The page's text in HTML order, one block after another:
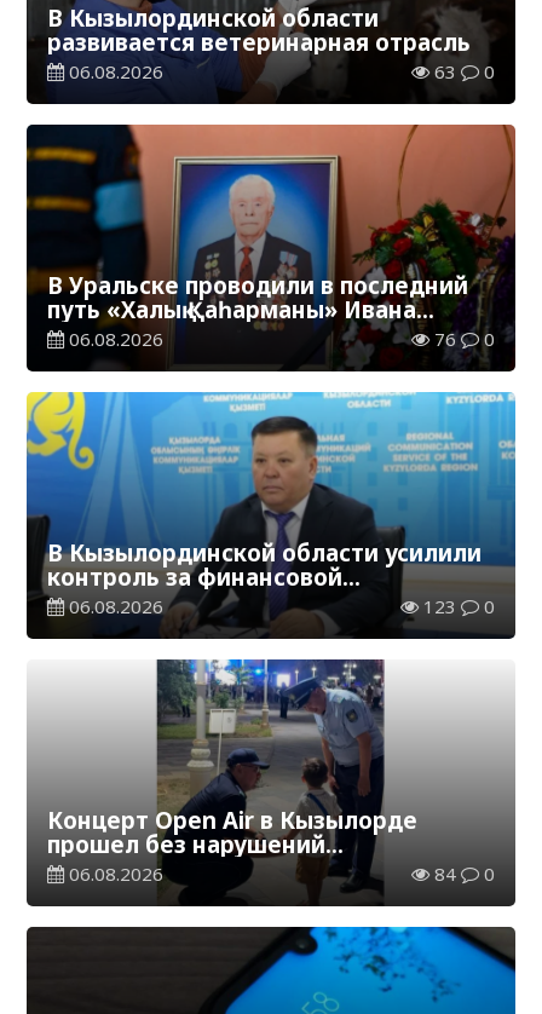
В Кызылординской области
развивается ветеринарная отрасль
06.08.2026 63 0
В Уральске проводили в последний
путь «Халық Қаһарманы» Ивана
Степановича Гапича
06.08.2026 76 0
В Кызылординской области усилили
контроль за финансовой
дисциплиной
06.08.2026 123 0
Концерт Open Air в Кызылорде
прошел без нарушений
общественного порядка
06.08.2026 84 0